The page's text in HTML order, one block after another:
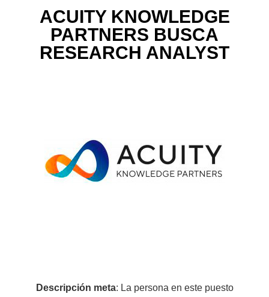
ACUITY KNOWLEDGE
PARTNERS BUSCA
RESEARCH ANALYST
Descripción meta: La persona en este puesto